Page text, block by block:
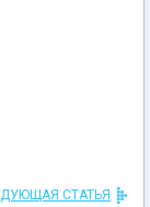
СТАТЬЯ